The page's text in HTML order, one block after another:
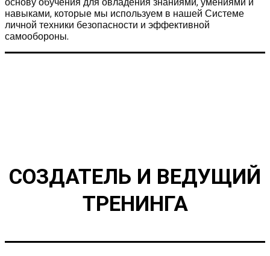
навыками, которые мы используем в нашей Системе
личной техники безопасности и эффективной
самообороны.
СОЗДАТЕЛЬ И ВЕДУЩИЙ
ТРЕНИНГА